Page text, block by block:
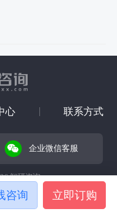
咨询 立即订购
心 联系方式
企业微信客服
智研咨询